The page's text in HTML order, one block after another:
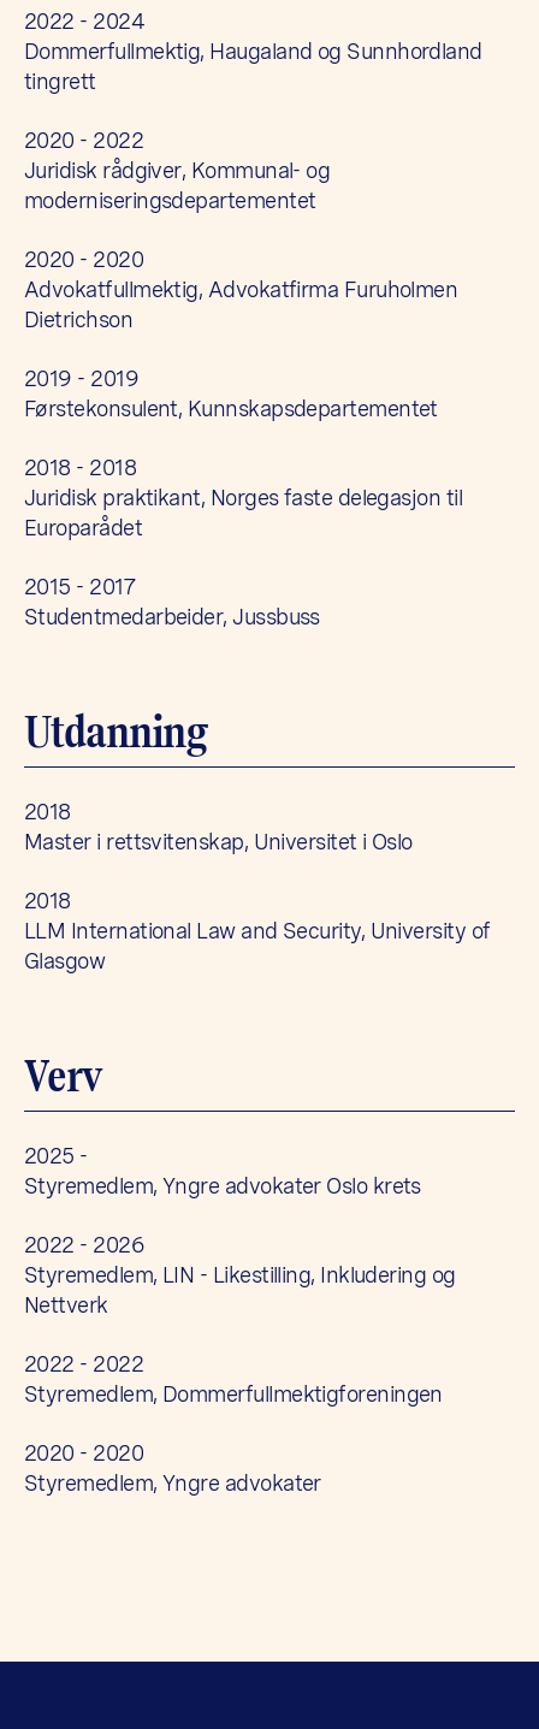
2022 - 2024
Dommerfullmektig, Haugaland og Sunnhordland
tingrett
2020 - 2022
Juridisk rådgiver, Kommunal- og
moderniseringsdepartementet
2020 - 2020
Advokatfullmektig, Advokatfirma Furuholmen
Dietrichson
2019 - 2019
Førstekonsulent, Kunnskapsdepartementet
2018 - 2018
Juridisk praktikant, Norges faste delegasjon til
Europarådet
2015 - 2017
Studentmedarbeider, Jussbuss
Utdanning
2018
Master i rettsvitenskap, Universitet i Oslo
2018
LLM International Law and Security, University of
Glasgow
Verv
2025 -
Styremedlem, Yngre advokater Oslo krets
2022 - 2026
Styremedlem, LIN - Likestilling, Inkludering og
Nettverk
2022 - 2022
Styremedlem, Dommerfullmektigforeningen
2020 - 2020
Styremedlem, Yngre advokater